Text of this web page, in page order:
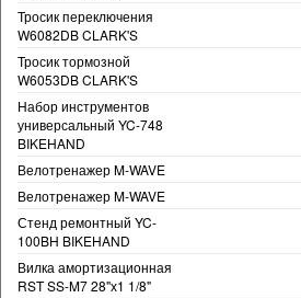
Тросик переключения
W6082DB CLARK'S
Тросик тормозной
W6053DB CLARK'S
Набор инструментов
универсальный YC-748
BIKEHAND
Велотренажер M-WAVE
Велотренажер M-WAVE
Стенд ремонтный YC-
100BH BIKEHAND
Вилка амортизационная
RST SS-M7 28"х1 1/8"